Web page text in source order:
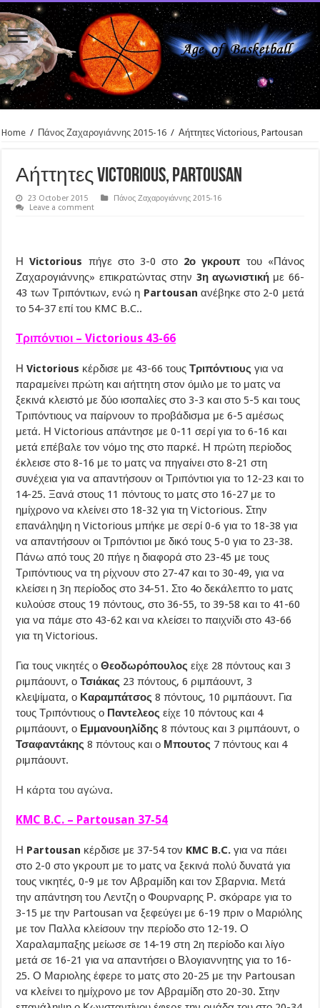
Home / Πάνος Ζαχαρογιάννης 2015-16 / Αήττητες Victorious, Partousan
Αήττητες Victorious, Partousan
23 October 2015
Πάνος Ζαχαρογιάννης 2015-16
Leave a comment
ΗVictorious πήγε στο 3-0 στο 2ο γκρουπ του «Πάνος
Ζαχαρογιάννης» επικρατώντας στην 3η αγωνιστικήμε 66-
43 των Τριπόντιων, ενώ η Partousan ανέβηκε στο 2-0 μετά
το 54-37 επί του KMC B.C..
Τριπόντιοι – Victorious 43-66
ΗVictorious κέρδισε με 43-66 τουςΤριπόντιουςγια να
παραμείνει πρώτη και αήττητη στον όμιλο με το ματς να
ξεκινά κλειστό με δύο ισοπαλίες στο 3-3 και στο 5-5 και τους
Τριπόντιους να παίρνουν το προβάδισμα με 6-5 αμέσως
μετά. Η Victorious απάντησε με 0-11 σερί για το 6-16 και
μετά επέβαλε τον νόμο της στο παρκέ. Η πρώτη περίοδος
έκλεισε στο 8-16 με το ματς να πηγαίνει στο 8-21 στη
συνέχεια για να απαντήσουν οι Τριπόντιοι για το 12-23 και το
14-25. Ξανά στους 11 πόντους το ματς στο 16-27 με το
ημίχρονο να κλείνει στο 18-32 για τη Victorious. Στην
επανάληψη η Victorious μπήκε με σερί 0-6 για το 18-38 για
να απαντήσουν οι Τριπόντιοι με δικό τους 5-0 για το 23-38.
Πάνω από τους 20 πήγε η διαφορά στο 23-45 με τους
Τριπόντιους να τη ρίχνουν στο 27-47 και το 30-49, για να
κλείσει η 3η περίοδος στο 34-51. Στο 4ο δεκάλεπτο το ματς
κυλούσε στους 19 πόντους, στο 36-55, το 39-58 και το 41-60
για να πάμε στο 43-62 και να κλείσει το παιχνίδι στο 43-66
για τη Victorious.
Για τους νικητές οΘεοδωρόπουλοςείχε 28 πόντους και 3
ριμπάουντ, οΤσιάκας 23 πόντους, 6 ριμπάουντ, 3
κλεψίματα, ο Καραμπάτσος8 πόντους, 10 ριμπάουντ. Για
τους Τριπόντιους ο Παντελεοςείχε 10 πόντους και 4
ριμπάουντ, ο Εμμανουηλίδης8 πόντους και 3 ριμπάουντ, ο
Τσαφαντάκης8 πόντους και ο Μπουτος 7 πόντους και 4
ριμπάουντ.
Η κάρτα του αγώνα.
KMC B.C. – Partousan 37-54
Η Partousan κέρδισε με 37-54 τον KMC B.C.για να πάει
στο 2-0 στο γκρουπ με το ματς να ξεκινά πολύ δυνατά για
τους νικητές, 0-9 με τον Αβραμίδη και τον Σβαρνια. Μετά
την απάντηση του Λεντζη ο Φουρναρης Ρ. σκόραρε για το
3-15 με την Partousan να ξεφεύγει με 6-19 πριν ο Μαριόλης
με τον Παλλα κλείσουν την περίοδο στο 12-19. Ο
Χαραλαμπαξης μείωσε σε 14-19 στη 2η περίοδο και λίγο
μετά σε 16-21 για να απαντήσει ο Βλογιαννητης για το 16-
25. Ο Μαριολης έφερε το ματς στο 20-25 με την Partousan
να κλείνει το ημίχρονο με τον Αβραμίδη στο 20-30. Στην